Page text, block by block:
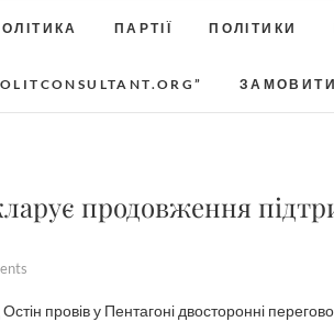
ПАРТІЇ ПОЛІТИКИ
продовження